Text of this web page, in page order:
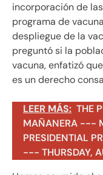
incorporación de
programa de
despliegue de la
preguntó si la
vacuna, enfatizó
es un derecho
LEER MÁS: THE
MAÑANERA ---
PRESIDENTIAL
--- THURSDAY,